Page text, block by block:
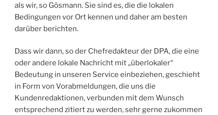
als wir, so Gösmann. Sie sind es, die die lokalen
Bedingungen vor Ort kennen und daher am besten
darüber berichten.
Dass wir dann, so der Chefredakteur der DPA, die eine
oder andere lokale Nachricht mit „überlokaler“
Bedeutung in unseren Service einbeziehen, geschieht
in Form von Vorabmeldungen, die uns die
Kundenredaktionen, verbunden mit dem Wunsch
entsprechend zitiert zu werden, sehr gerne zukommen